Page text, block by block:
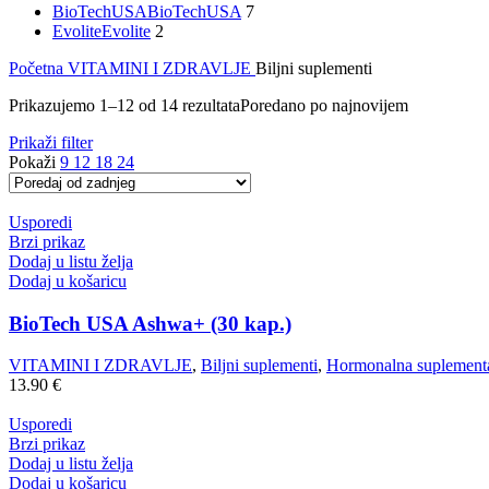
BioTechUSABioTechUSA 7
EvoliteEvolite 2
Početna VITAMINI I ZDRAVLJE Biljni suplementi
Prikazujemo 1–12 od 14 rezultataPoredano po najnovijem
Prikaži filter
Pokaži 9 12 18 24
Usporedi
Brzi prikaz
Dodaj u listu želja
Dodaj u košaricu
BioTech USA Ashwa+ (30 kap.)
VITAMINI I ZDRAVLJE, Biljni suplementi, Hormonalna
13.90 €
Usporedi
Brzi prikaz
Dodaj u listu želja
Dodaj u košaricu